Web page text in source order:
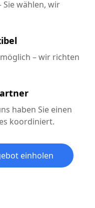
wählen, wir
– wir richten
haben Sie einen
koordiniert.
einholen